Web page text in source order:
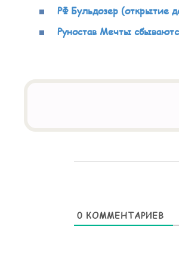
РФ Бульдозер (открытие
Руностав Мечты
0 КОММЕНТАРИЕВ